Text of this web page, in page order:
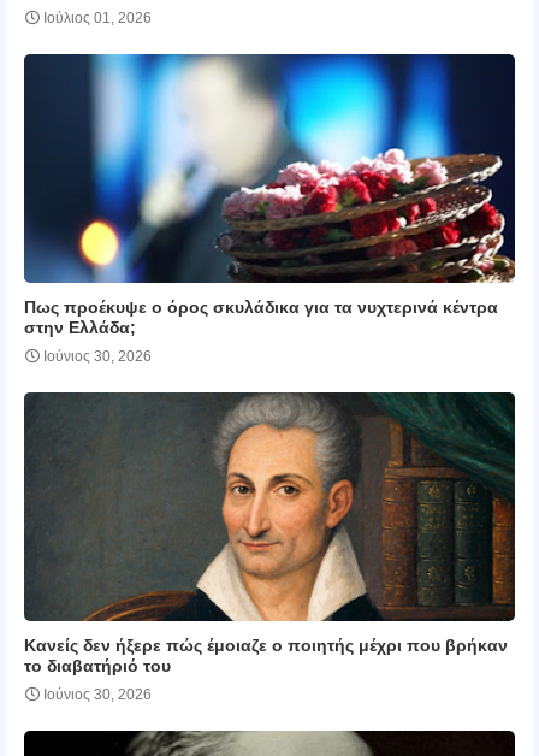
Ιούλιος 01, 2026
Πως προέκυψε ο όρος σκυλάδικα για τα νυχτερινά κέντρα
στην Ελλάδα;
Ιούνιος 30, 2026
Κανείς δεν ήξερε πώς έμοιαζε ο ποιητής μέχρι που βρήκαν
το διαβατήριό του
Ιούνιος 30, 2026